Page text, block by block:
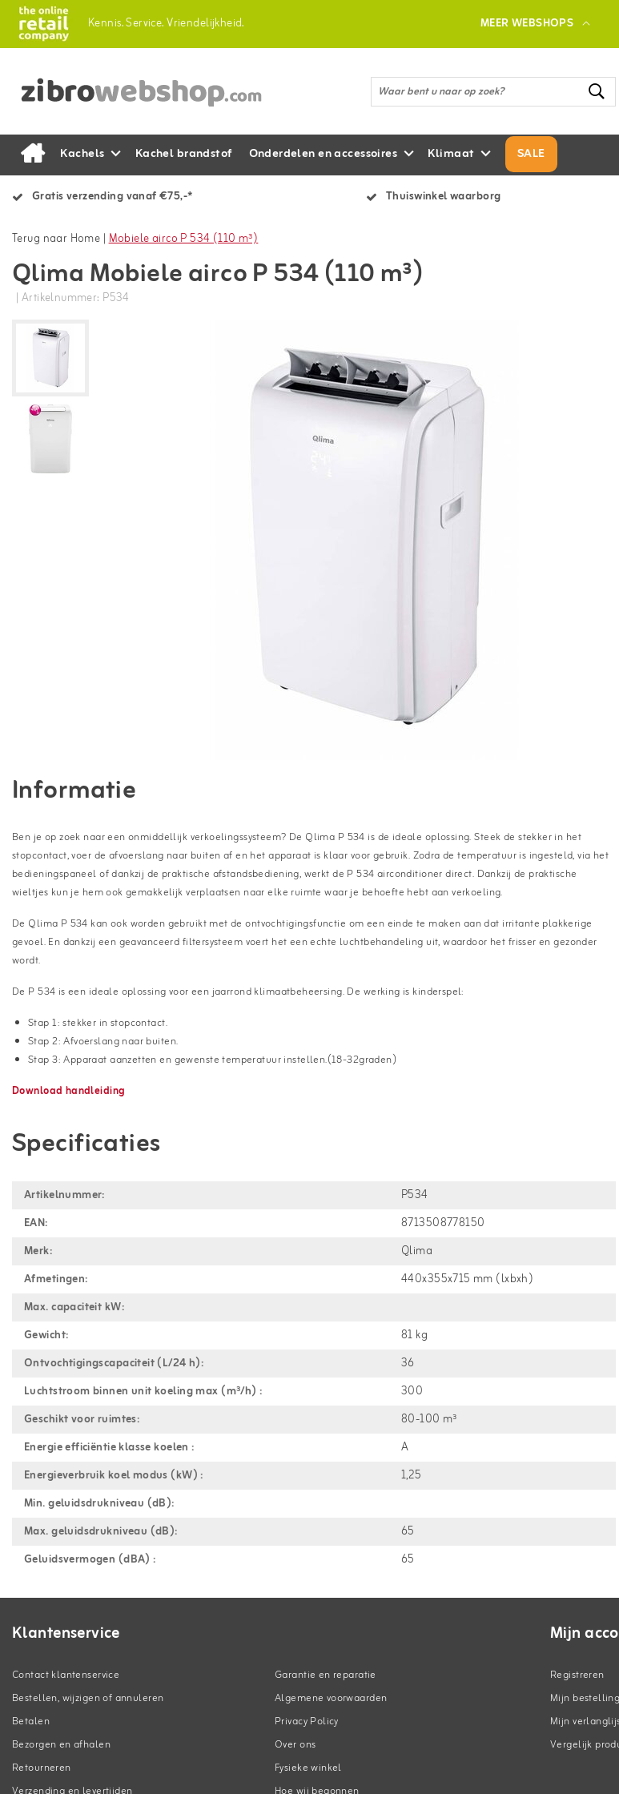
Kennis.Service.Vriendelijkheid. MEER WEBSHOPS
Kachels Kachel brandstof Onderdelen en accessoires Klimaat SALE
Gratis verzending vanaf €75,-* Thuiswinkel waarborg
Terug naar Home |Mobiele airco P 534 (110 m³)
Qlima Mobiele airco P 534 (110 m³)
| Artikelnummer: P534
Informatie
Ben je op zoek naar een onmiddellijk verkoelingssysteem? De Qlima P 534 is de ideale oplossing. Steek de stekker in het
stopcontact, voer de afvoerslang naar buiten af en het apparaat is klaar voor gebruik. Zodra de temperatuur is ingesteld, via het
bedieningspaneel of dankzij de praktische afstandsbediening, werkt de P 534 airconditioner direct. Dankzij de praktische
wieltjes kun je hem ook gemakkelijk verplaatsen naar elke ruimte waar je behoefte hebt aan verkoeling.
De Qlima P 534 kan ook worden gebruikt met de ontvochtigingsfunctie om een ​​einde te maken aan dat irritante plakkerige
gevoel. En dankzij een geavanceerd filtersysteem voert het een echte luchtbehandeling uit, waardoor het frisser en gezonder
wordt.
De P 534 is een ideale oplossing voor een jaarrond klimaatbeheersing. De werking is kinderspel:
Stap 1: stekker in stopcontact.
Stap 2: Afvoerslang naar buiten.
Stap 3: Apparaat aanzetten en gewenste temperatuur instellen.(18-32graden)
Download handleiding
Specificaties
Artikelnummer:
P534
EAN:
8713508778150
Merk:
Qlima
Afmetingen:
440x355x715 mm (lxbxh)
Max. capaciteit kW:
Gewicht:
81 kg
Ontvochtigingscapaciteit (L/24 h):
36
Luchtstroom binnen unit koeling max (m³/h) :
300
Geschikt voor ruimtes:
80-100 m³
Energie efficiëntie klasse koelen :
A
Energieverbruik koel modus (kW) :
1,25
Min. geluidsdrukniveau (dB):
Max. geluidsdrukniveau (dB):
65
Geluidsvermogen (dBA) :
65
Klantenservice
Contact klantenservice
Bestellen, wijzigen of annuleren
Betalen
Bezorgen en afhalen
Retourneren
Garantie en reparatie
Algemene voorwaarden
Privacy Policy
Over ons
Fysieke winkel
Mijn
Registreren
Mijn
Mijn
Vergelijk